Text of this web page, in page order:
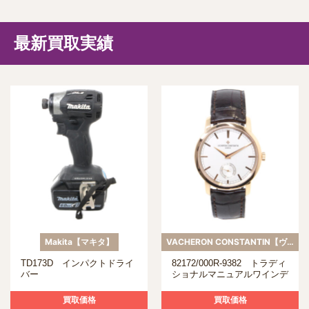
最新買取実績
Makita【マキタ】
TD173D インパクトドライ
バー
買取価格
VACHERON CONSTANTIN【ヴァシュロンコンスタンタン】
82172/000R-9382 トラディ
ショナルマニュアルワインデ
買取価格